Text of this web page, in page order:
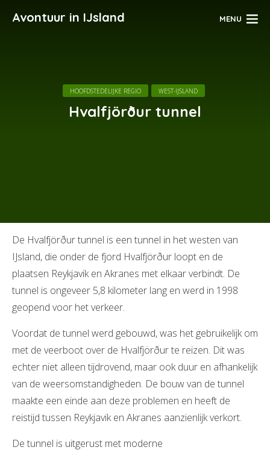
Avontuur in IJsland MENU
HOOFDSTEDELIJKE REGIO WEST-IJSLAND
Hvalfjörður tunnel
De Hvalfjörður tunnel is een tunnel in het westen van
IJsland, die onder de fjord Hvalfjörður loopt en de
plaatsen Reykjavik en Akranes met elkaar verbindt. De
tunnel is ongeveer 5,8 kilometer lang en werd in 1998
geopend voor het verkeer.
Voordat de tunnel werd gebouwd, was het gebruikelijk om
met de veerboot over de Hvalfjörður te reizen. Dit was
echter niet alleen tijdrovend, maar ook duur en afhankelijk
van de weersomstandigheden. De bouw van de tunnel
maakte een einde aan deze problemen en heeft de
reistijd tussen Reykjavik en Akranes aanzienlijk verkort.
De tunnel is uitgerust met moderne